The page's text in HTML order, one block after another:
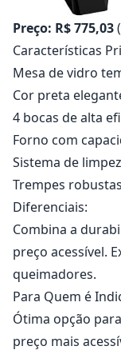
Preço: R$ 775,03
Características
Mesa de vidro
Cor preta
4 bocas de alta
Forno com
Sistema de
Trempes robustas
Diferenciais:
Combina a
preço acessível.
queimadores.
Para Quem é
Ótima opção
preço mais